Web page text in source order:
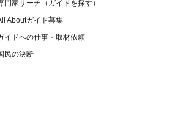
門家サーチ（ガイドを探す）
Aboutガイド募集
イドへの仕事・取材依頼
民の決断